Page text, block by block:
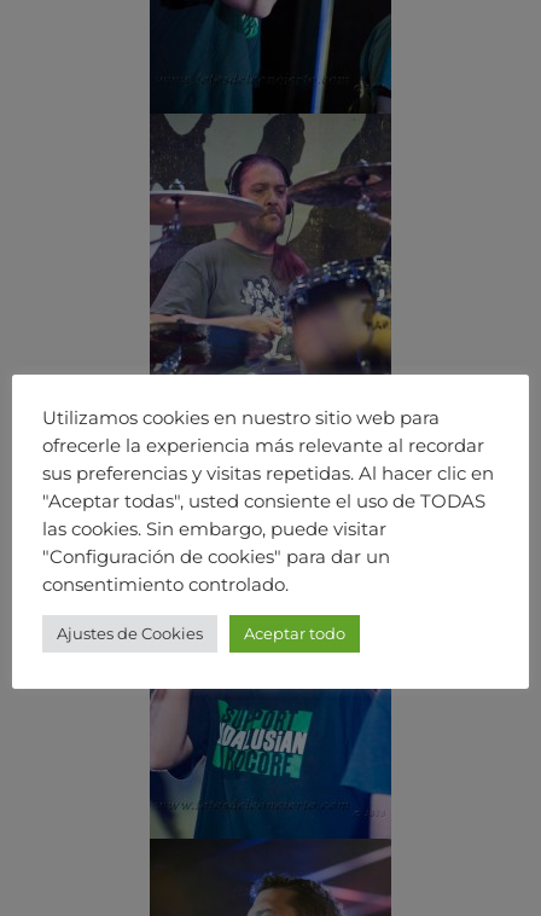
Utilizamos cookies en nuestro sitio web para
ofrecerle la experiencia más relevante al recordar
sus preferencias y visitas repetidas. Al hacer clic en
"Aceptar todas", usted consiente el uso de TODAS
las cookies. Sin embargo, puede visitar
"Configuración de cookies" para dar un
consentimiento controlado.
Ajustes de Cookies Aceptar todo